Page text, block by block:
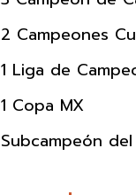
2 Campeones
1 Liga de
1 Copa MX
Subcampeón